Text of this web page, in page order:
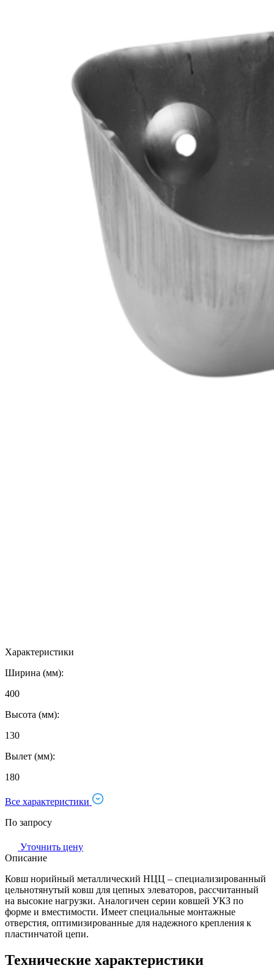
Характеристики
Ширина (мм):
400
Высота (мм):
130
Вылет (мм):
180
Все характеристики
По запросу
Уточнить цену
Описание
Ковш норийный металлический НЦЦ – специализированный
цельнотянутый ковш для цепных элеваторов, рассчитанный
на высокие нагрузки. Аналогичен серии ковшей УКЗ по
форме и вместимости. Имеет специальные монтажные
отверстия, оптимизированные для надежного крепления к
пластинчатой цепи.
Технические характеристики